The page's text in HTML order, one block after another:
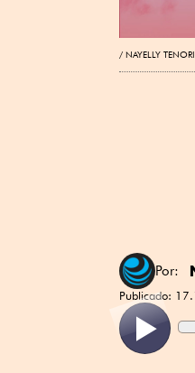
NAYELLY
Por:
Publicado: